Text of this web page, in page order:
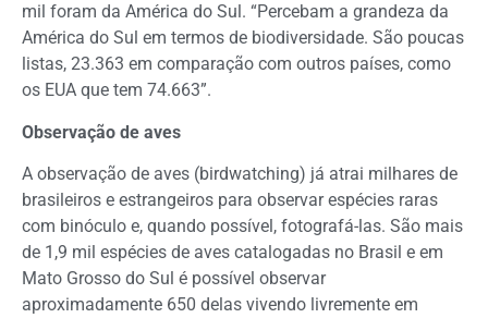
mil foram da América do Sul. “Percebam a grandeza da
América do Sul em termos de biodiversidade. São poucas
listas, 23.363 em comparação com outros países, como
os EUA que tem 74.663”.
Observação de aves
A observação de aves (birdwatching) já atrai milhares de
brasileiros e estrangeiros para observar espécies raras
com binóculo e, quando possível, fotografá-las. São mais
de 1,9 mil espécies de aves catalogadas no Brasil e em
Mato Grosso do Sul é possível observar
aproximadamente 650 delas vivendo livremente em